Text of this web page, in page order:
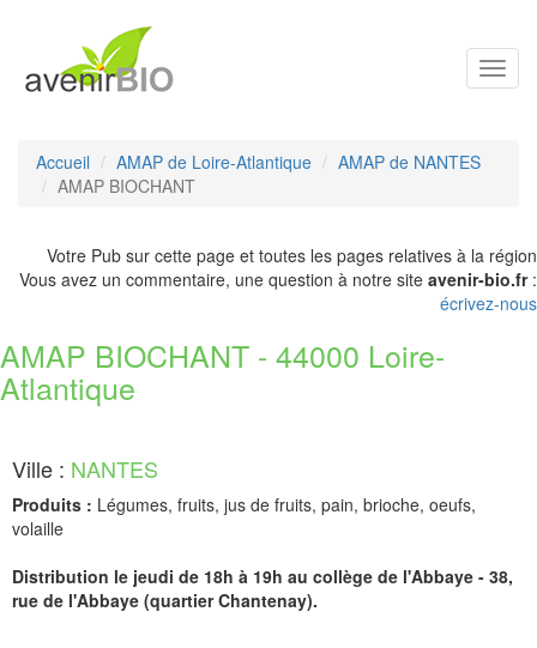
Accueil AMAP de Loire-Atlantique
AMAP de NANTES
AMAP BIOCHANT
Votre Pub sur cette page et toutes les pages relatives à la région
Vous avez un commentaire, une question à notre site avenir-bio.fr:
écrivez-nous
AMAP BIOCHANT - 44000 Loire-
Atlantique
Ville : NANTES
Produits : Légumes, fruits, jus de fruits, pain, brioche, oeufs,
volaille
Distribution le jeudi de 18h à 19h au collège de l'Abbaye - 38,
rue de l'Abbaye (quartier Chantenay).